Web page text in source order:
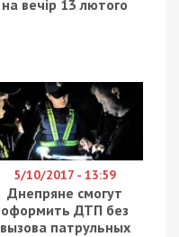
на вечір 13 лютого
5/10/2017 - 13:59
Днепряне смогут
оформить ДТП без
вызова патрульных